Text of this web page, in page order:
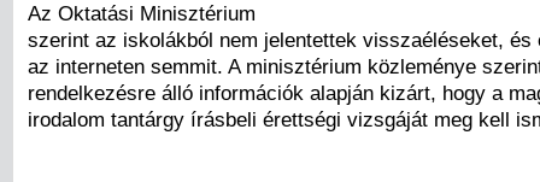
Az Oktatási Minisztérium
szerint az iskolákból nem jelentettek visszaéléseket, és
az interneten semmit. A minisztérium közleménye
rendelkezésre álló információk alapján kizárt, hogy a
irodalom tantárgy írásbeli érettségi vizsgáját meg kell